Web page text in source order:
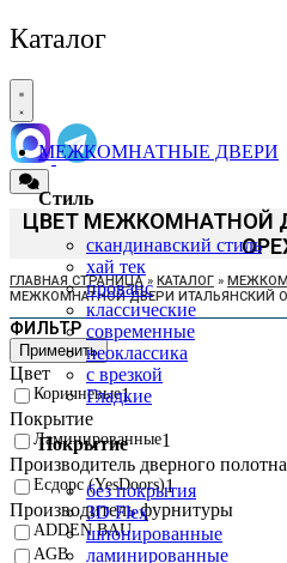
Каталог
МЕЖКОМНАТНЫЕ ДВЕРИ
Стиль
скандинавский стиль
хай тек
прованс
классические
современные
неоклассика
с врезкой
Гладкие
Покрытие
без покрытия
3D Flex
шпонированные
ламинированные
ЦВЕТ МЕЖКОМНАТНОЙ
ГЛАВНАЯ СТРАНИЦА» КАТАЛОГ »
МЕЖКОМНАТНОЙ ДВЕРИ ИТАЛЬЯНСКИЙ
ФИЛЬТР
Применить
Цвет
Коричневые1
Покрытие
Ламинированные1
Производитель дверного полотна
Есдорс (YesDoors)1
Производитель фурнитуры
ADDEN BAU
AGB